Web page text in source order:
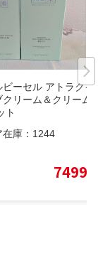
ビーセル アトラクイ
リーム＆クリーム
ト
庫： 1244
7499